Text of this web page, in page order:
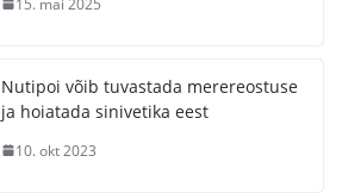
Nutipoi võib tuvastada merereostuse
ja hoiatada sinivetika eest
10. okt 2023